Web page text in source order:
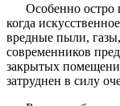
Особенно остро
когда
вредные пыли,
современников
закрытых
затруднен в силу